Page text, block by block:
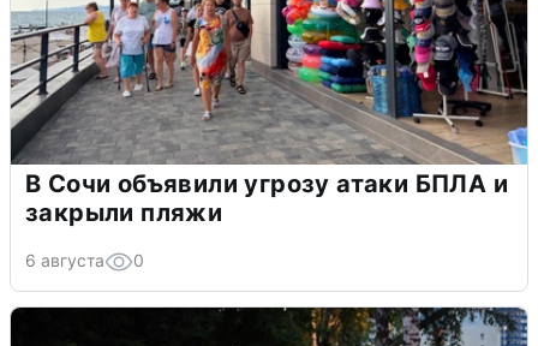
В Сочи объявили угрозу атаки БПЛА и
закрыли пляжи
6 августа 0